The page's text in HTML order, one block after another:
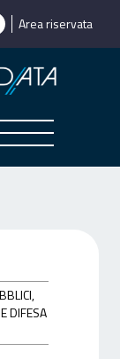
Area riservata
DIFESA